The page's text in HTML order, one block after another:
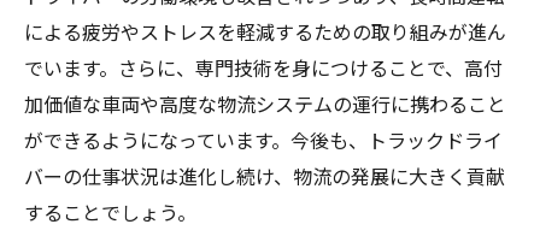
による疲労やストレスを軽減するための取り組みが進ん
でいます。さらに、専門技術を身につけることで、高付
加価値な車両や高度な物流システムの運行に携わること
ができるようになっています。今後も、トラックドライ
バーの仕事状況は進化し続け、物流の発展に大きく貢献
することでしょう。